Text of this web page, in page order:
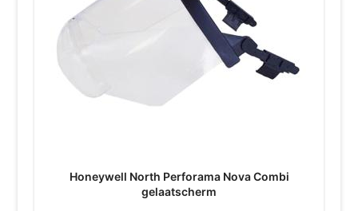
Honeywell North Perforama Nova Combi
gelaatscherm